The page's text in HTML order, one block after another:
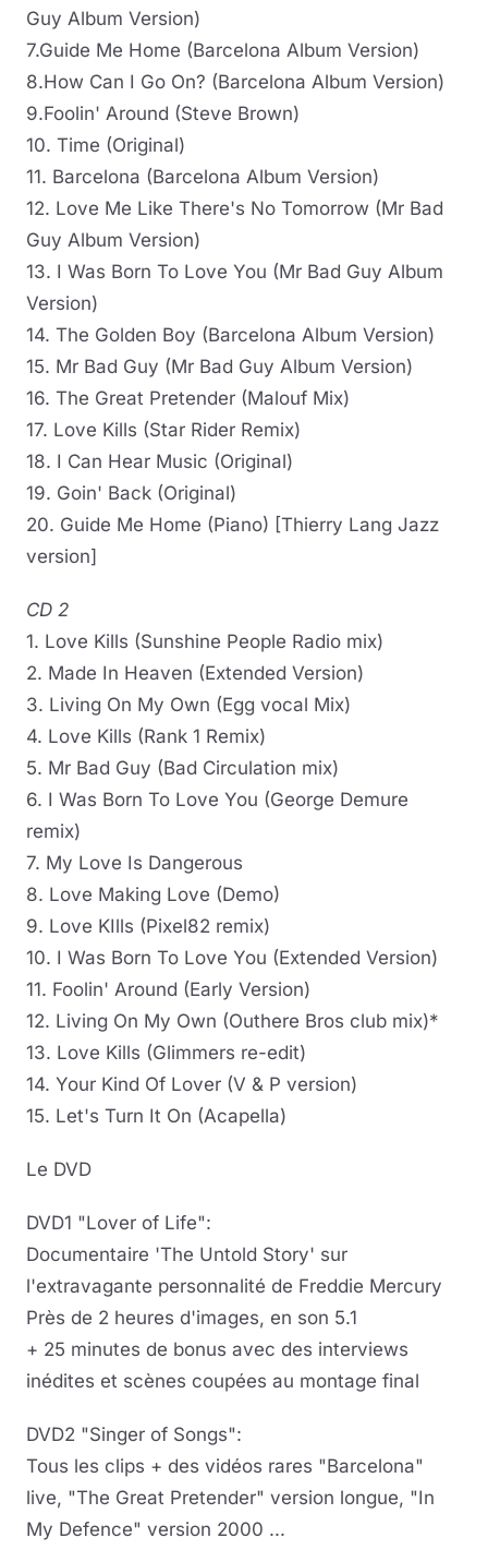
Guy Album Version)
7.Guide Me Home (Barcelona Album Version)
8.How Can I Go On? (Barcelona Album Version)
9.Foolin' Around (Steve Brown)
10. Time (Original)
11. Barcelona (Barcelona Album Version)
12. Love Me Like There's No Tomorrow (Mr Bad
Guy Album Version)
13. I Was Born To Love You (Mr Bad Guy Album
Version)
14. The Golden Boy (Barcelona Album Version)
15. Mr Bad Guy (Mr Bad Guy Album Version)
16. The Great Pretender (Malouf Mix)
17. Love Kills (Star Rider Remix)
18. I Can Hear Music (Original)
19. Goin' Back (Original)
20. Guide Me Home (Piano) [Thierry Lang Jazz
version]
CD 2
1. Love Kills (Sunshine People Radio mix)
2. Made In Heaven (Extended Version)
3. Living On My Own (Egg vocal Mix)
4. Love Kills (Rank 1 Remix)
5. Mr Bad Guy (Bad Circulation mix)
6. I Was Born To Love You (George Demure
remix)
7. My Love Is Dangerous
8. Love Making Love (Demo)
9. Love KIlls (Pixel82 remix)
10. I Was Born To Love You (Extended Version)
11. Foolin' Around (Early Version)
12. Living On My Own (Outhere Bros club mix)*
13. Love Kills (Glimmers re-edit)
14. Your Kind Of Lover (V & P version)
15. Let's Turn It On (Acapella)
Le DVD
DVD1 "Lover of Life":
Documentaire 'The Untold Story' sur
l'extravagante personnalité de Freddie Mercury
Près de 2 heures d'images, en son 5.1
+ 25 minutes de bonus avec des interviews
inédites et scènes coupées au montage final
DVD2 "Singer of Songs":
Tous les clips + des vidéos rares "Barcelona"
live, "The Great Pretender" version longue, "In
My Defence" version 2000 ...